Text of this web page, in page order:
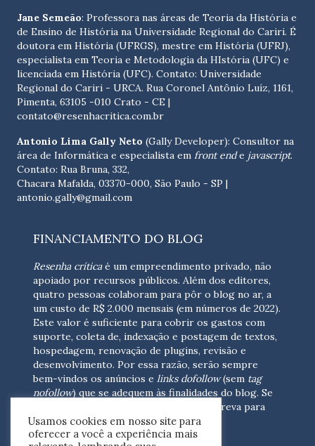
Jane Semeão: Professora nas áreas de Teoria da História e
de Ensino de História na Universidade Regional do Cariri. É
doutora em História (UFRGS), mestre em História (UFRJ),
especialista em Teoria e Metodologia da HIstória (UFC) e
licenciada em História (UFC). Contato: Universidade
Regional do Cariri - URCA. Rua Coronel Antônio Luíz, 1161,
Pimenta, 63105 -010 Crato - CE |
contato@resenhacritica.com.br
Antonio Lima Gally Neto (Gally Developer): Consultor na
área de Informática e especialista em front ende javascript.
Contato: Rua Bruna, 332,
Chacara Mafalda, 03370-000, São Paulo - SP |
antonio.gally@gmail.com
FINANCIAMENTO DO BLOG
Resenha críticaé um empreendimento privado, não
apoiado por recursos públicos. Além dos editores,
quatro pessoas colaboram para pôr o blog no ar, a
um custo de R$ 2.000 mensais (em números de 2022).
Este valor é suficiente para cobrir os gastos com
suporte, coleta de, indexação e postagem de textos,
hospedagem, renovação de plugins, revisão e
desenvolvimento. Por essa razão, serão sempre
bem-vindos os anúncios e links dofollow(sem tag
nofollow) que se adequem às finalidades do blog. Se
escreva para
nós(contato@resenhacritica.com.br)
Usamos cookies em nosso site para
oferecer a você a experiência mais